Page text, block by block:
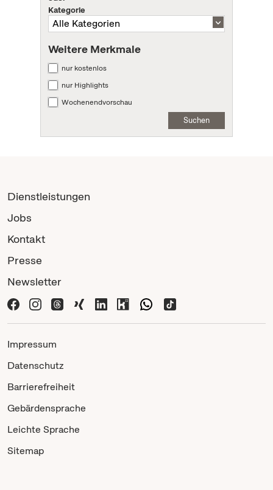
Kategorie
Weitere Merkmale
nur kostenlos
nur Highlights
Wochenendvorschau
Suchen
Dienstleistungen
Jobs
Kontakt
Presse
Newsletter
Impressum
Datenschutz
Barrierefreiheit
Gebärdensprache
Leichte Sprache
Sitemap